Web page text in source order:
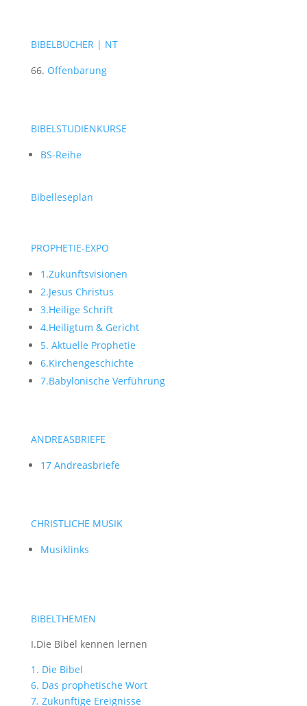
BIBELBÜCHER | NT
Offenbarung
BIBELSTUDIENKURSE
BS-Reihe
Bibelleseplan
PROPHETIE-EXPO
1.Zukunftsvisionen
2.Jesus Christus
3.Heilige Schrift
4.Heiligtum & Gericht
5. Aktuelle Prophetie
6.Kirchengeschichte
7.Babylonische Verführung
ANDREASBRIEFE
17 Andreasbriefe
CHRISTLICHE MUSIK
Musiklinks
BIBELTHEMEN
I.Die Bibel kennen lernen
1. Die Bibel
6. Das prophetische Wort
7. Zukunftige Ereignisse